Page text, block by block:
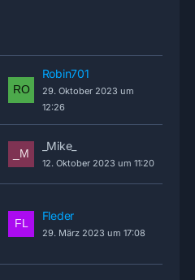
Robin701
29. Oktober 2023 um
12:26
_Mike_
12. Oktober 2023 um 11:20
Fleder
29. März 2023 um 17:08